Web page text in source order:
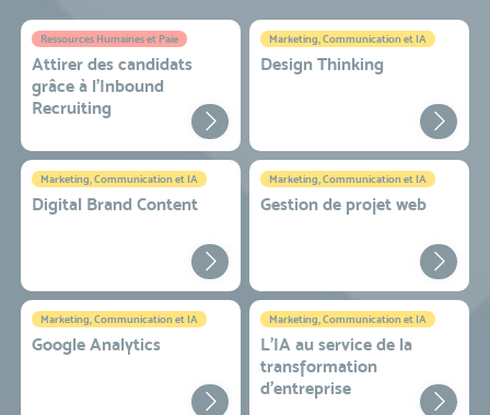
Ressources Humaines et Paie
Attirer des candidats
grâce à l’Inbound
Recruiting
Marketing, Communication et IA
Design Thinking
Marketing, Communication et IA
Digital Brand Content
Marketing, Communication et IA
Gestion de projet web
Marketing, Communication et IA
Google Analytics
Marketing, Communication et IA
L'IA au service de la
transformation
d'entreprise